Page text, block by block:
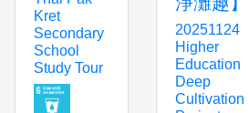
Kret
Secondary
School
Study Tour
20251124
Higher
Education
Deep
Cultivation